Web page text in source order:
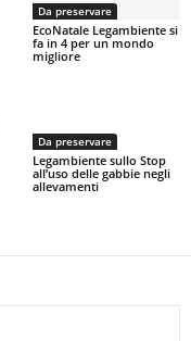
Da preservare
EcoNatale Legambiente si
fa in 4 per un mondo
migliore
Da preservare
Legambiente sullo Stop
all’uso delle gabbie negli
allevamenti